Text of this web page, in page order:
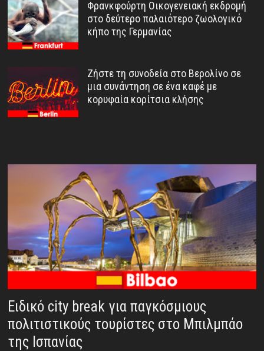
Φρανκφούρτη Οικογενειακή εκδρομή
στο δεύτερο παλαιότερο ζωολογικό
κήπο της Γερμανίας
Ζήστε τη συνοδεία στο Βερολίνο σε
μια συνάντηση σε ένα καφέ με
κορυφαία κορίτσια κλήσης
Ειδικό city break για παγκόσμιους
πολιτιστικούς τουρίστες στο Μπιλμπάο
της Ισπανίας